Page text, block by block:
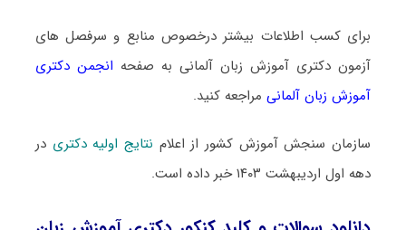
برای کسب اطلاعات بیشتر درخصوص منابع و سرفصل های
آزمون دکتری آموزش زبان آلمانی به صفحه انجمن دکتری
آموزش زبان آلمانیمراجعه کنید.
سازمان سنجش آموزش کشور از اعلام نتایج اولیه دکتری در
دهه اول اردیبهشت ۱۴۰۳ خبر داده است.